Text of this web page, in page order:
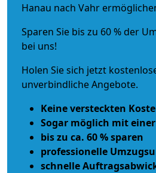
Hanau nach Vahr
Sparen Sie bis zu 60 % der
bei uns!
Holen Sie sich jetzt
unverbindliche Angebote.
Keine versteckten
Sogar möglich mit
bis zu ca. 60 % sparen
professionelle
schnelle